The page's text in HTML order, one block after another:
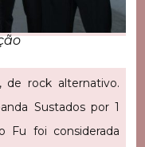
de rock alternativo.
Sustados por 1
Fu foi considerada